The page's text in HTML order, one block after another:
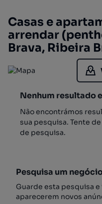
Casas e
arrendar
Brava, Ribeira
Nenhum resultado
Não encontrámos
sua pesquisa. Tente
de pesquisa.
Pesquisa um
Guarde esta pesquisa
aparecerem novos